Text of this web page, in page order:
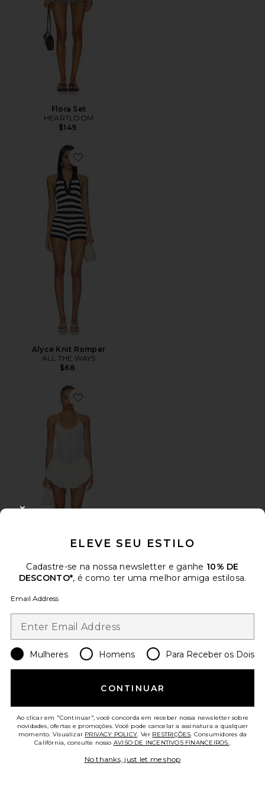
Flora Set
HEARTLOOM
$149
Favorite Alyce Knit Romper
Alyce Knit Romper
ALL THE WAYS
$68
Favorite Fianna Pointelle Romper
Lovers and Friends
ELEVE SEU ESTILO
Cadastre-se na nossa newsletter e ganhe 10% DE
DESCONTO*, é como ter uma melhor amiga estilosa.
Email Address
Mulheres Homens Para Receber os Dois
CONTINUAR
Ao clicar em "Continuar", você concorda em receber nossa newsletter sobre
novidades, ofertas e promoções. Você pode cancelar a assinatura a qualquer
momento. Visualizar PRIVACY POLICY. Ver RESTRIÇÕES. Consumidores da
Califórnia, consulte nosso AVISO DE INCENTIVOS FINANCEIROS..
No thanks, just let me shop